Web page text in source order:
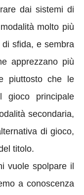
dai sistemi di
molto più
sfida, e sembra
apprezzano più
piuttosto che le
gioco principale
secondaria,
di gioco,
titolo.
vuole spolpare il
a conoscenza